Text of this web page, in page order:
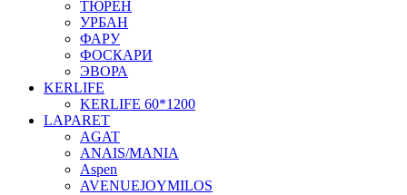
ТЮРЕН
УРБАН
ФАРУ
ФОСКАРИ
ЭВОРА
KERLIFE
KERLIFE 60*1200
LAPARET
AGAT
ANAIS/MANIA
Aspen
AVENUEJOYMILOS